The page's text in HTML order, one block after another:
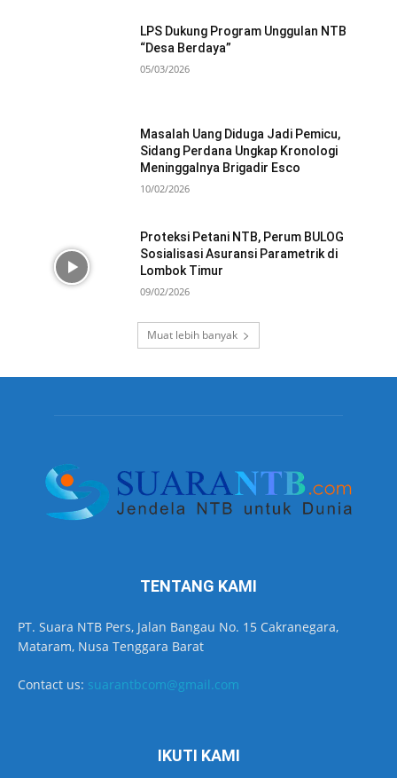
LPS Dukung Program Unggulan NTB
“Desa Berdaya”
05/03/2026
Masalah Uang Diduga Jadi Pemicu,
Sidang Perdana Ungkap Kronologi
Meninggalnya Brigadir Esco
10/02/2026
Proteksi Petani NTB, Perum BULOG
Sosialisasi Asuransi Parametrik di
Lombok Timur
09/02/2026
Muat lebih banyak
TENTANG KAMI
PT. Suara NTB Pers, Jalan Bangau No. 15 Cakranegara,
Mataram, Nusa Tenggara Barat
Contact us: suarantbcom@gmail.com
IKUTI KAMI